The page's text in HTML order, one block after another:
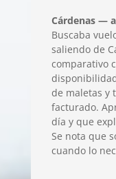
Cárdenas
Buscaba
saliendo de
comparativo
de maletas y
facturado.
día y que
Se nota que
cuando lo